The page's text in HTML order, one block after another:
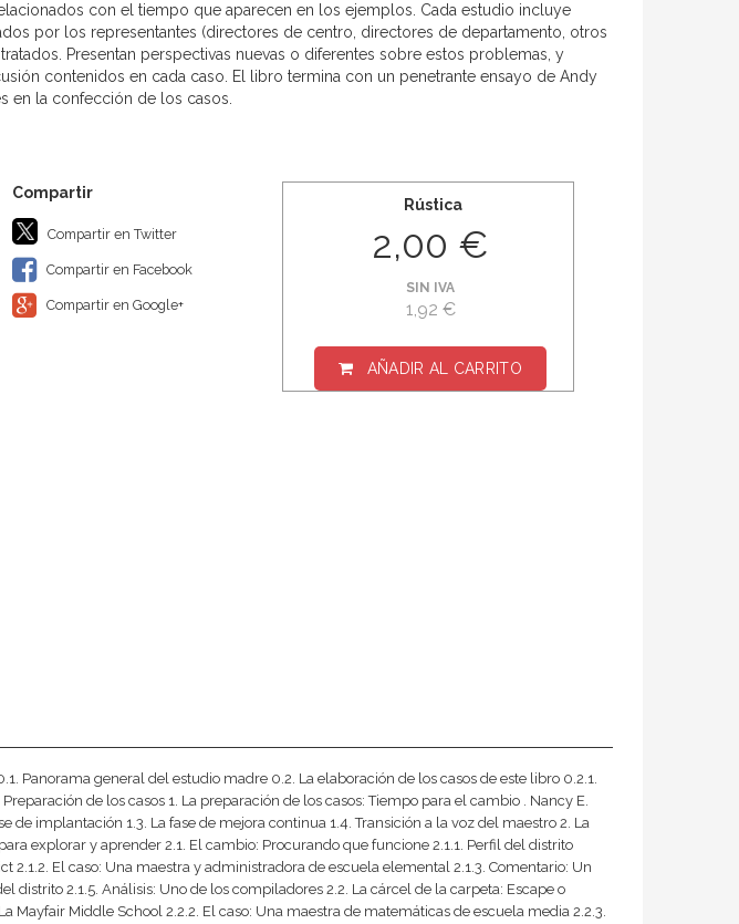
con el tiempo que aparecen en los ejemplos. Cada estudio incluye
por los representantes (directores de centro, directores de departamento, otros
Presentan perspectivas nuevas o diferentes sobre estos problemas, y
contenidos en cada caso. El libro termina con un penetrante ensayo de Andy
en la confección de los casos.
Compartir en Twitter
Compartir en Facebook
Compartir en Google+
Rústica
2,00 €
SIN IVA
1,92 €
AÑADIR AL CARRITO
Panorama general del estudio madre 0.2. La elaboración de los casos de este libro 0.2.1.
de los casos 1. La preparación de los casos: Tiempo para el cambio . Nancy E.
de implantación 1.3. La fase de mejora continua 1.4. Transición a la voz del maestro 2. La
explorar y aprender 2.1. El cambio: Procurando que funcione 2.1.1. Perfil del distrito
2.1.2. El caso: Una maestra y administradora de escuela elemental 2.1.3. Comentario: Un
distrito 2.1.5. Análisis: Uno de los compiladores 2.2. La cárcel de la carpeta: Escape o
Mayfair Middle School 2.2.2. El caso: Una maestra de matemáticas de escuela media 2.2.3.